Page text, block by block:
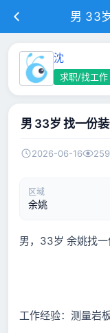
男 33
沈
求职/找工作
男 33岁 找一份
2026-06-16 259
区域
余姚
男，33岁 余姚找
工作经验：测量岩